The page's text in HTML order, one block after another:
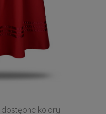
dostępne kolory